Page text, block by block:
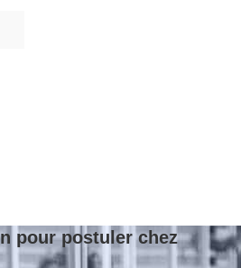
pour postuler chez